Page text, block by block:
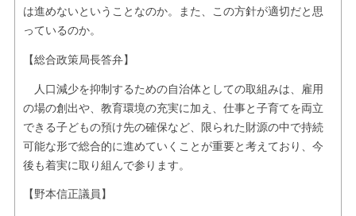
は進めないということなのか。また、この方針が適切だと思
っているのか。
【総合政策局長答弁】
人口減少を抑制するための自治体としての取組みは、雇用
の場の創出や、教育環境の充実に加え、仕事と子育てを両立
できる子どもの預け先の確保など、限られた財源の中で持続
可能な形で総合的に進めていくことが重要と考えており、今
後も着実に取り組んで参ります。
【野本信正議員】